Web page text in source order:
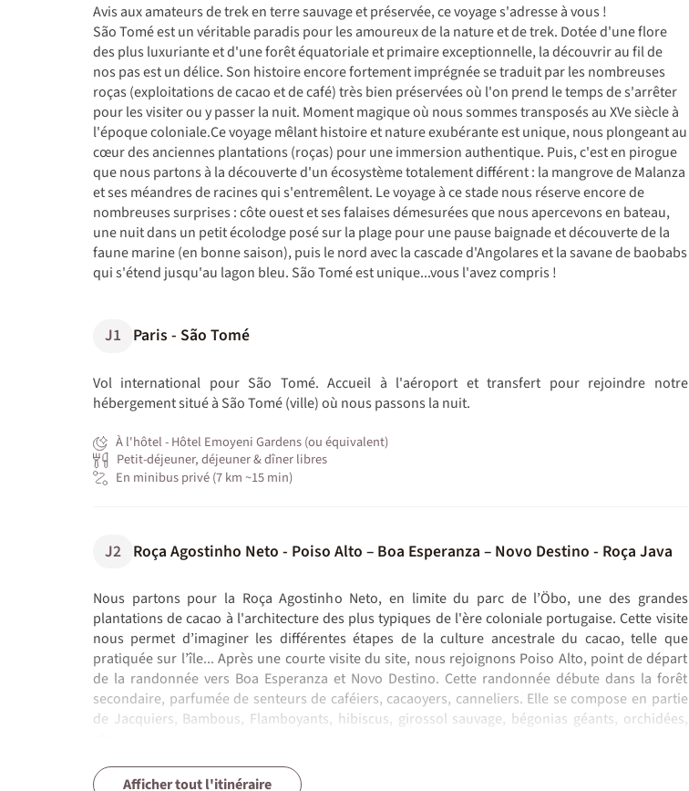
Avis aux amateurs de trek en terre sauvage et préservée, ce voyage s'adresse à vous !
São Tomé est un véritable paradis pour les amoureux de la nature et de trek. Dotée d'une flore
des plus luxuriante et d'une forêt équatoriale et primaire exceptionnelle, la découvrir au fil de
nos pas est un délice. Son histoire encore fortement imprégnée se traduit par les nombreuses
roças (exploitations de cacao et de café) très bien préservées où l'on prend le temps de s'arrêter
pour les visiter ou y passer la nuit. Moment magique où nous sommes transposés au XVe siècle à
l'époque coloniale.Ce voyage mêlant histoire et nature exubérante est unique, nous plongeant au
cœur des anciennes plantations (roças) pour une immersion authentique. Puis, c'est en pirogue
que nous partons à la découverte d'un écosystème totalement différent : la mangrove de Malanza
et ses méandres de racines qui s'entremêlent. Le voyage à ce stade nous réserve encore de
nombreuses surprises : côte ouest et ses falaises démesurées que nous apercevons en bateau,
une nuit dans un petit écolodge posé sur la plage pour une pause baignade et découverte de la
faune marine (en bonne saison), puis le nord avec la cascade d'Angolares et la savane de baobabs
qui s'étend jusqu'au lagon bleu. São Tomé est unique...vous l'avez compris !
J1 Paris - São Tomé
Vol international pour São Tomé. Accueil à l'aéroport et transfert pour rejoindre notre
hébergement situé à São Tomé (ville) où nous passons la nuit.
À l'hôtel - Hôtel Emoyeni Gardens (ou équivalent)
Petit-déjeuner, déjeuner & dîner libres
En minibus privé (7 km ~15 min)
J2 Roça Agostinho Neto - Poiso Alto – Boa Esperanza – Novo Destino - Roça Java
Nous partons pour la Roça Agostinho Neto, en limite du parc de l’Öbo, une des grandes
plantations de cacao à l'architecture des plus typiques de l'ère coloniale portugaise. Cette visite
nous permet d’imaginer les différentes étapes de la culture ancestrale du cacao, telle que
pratiquée sur l’île... Après une courte visite du site, nous rejoignons Poiso Alto, point de départ
de la randonnée vers Boa Esperanza et Novo Destino. Cette randonnée débute dans la forêt
secondaire, parfumée de senteurs de caféiers, cacaoyers, canneliers. Elle se compose en partie
de Jacquiers, Bambous, Flamboyants, hibiscus, girossol sauvage, bégonias géants, orchidées,
Pique-nique en cours de route. Nous poursuivons la randonnée sur un terrain encore facile
pendant quelques kilomètres. La fin de la randonnée peut se faire sur piste difficile. Dès lors que
Randonnée dans le P.N Obo - Lagoa Amélia – Caminho do fugido - Roça Java
Roça Java – Agua Izé - Boca do Inferno - São João dos Angolares
São João dos Angolares - Ribeira Peixe - Mangrove Malanza - Praia Inhame
Praia Inhame - Ilhéu das Rolas – Monte Forte
Monte Forte - Ponta Figo – Cascade Angolares - Lagoa Azul - São Tomé
J8 et J9 Sao Tomé - Paris
Afficher tout l'itinéraire